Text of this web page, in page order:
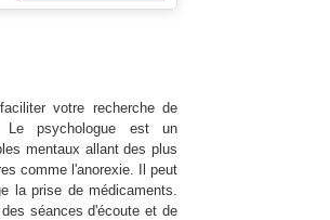
votre recherche de
Le psychologue est un
mentaux allant des plus
comme l'anorexie. Il peut
la prise de médicaments.
séances d'écoute et de